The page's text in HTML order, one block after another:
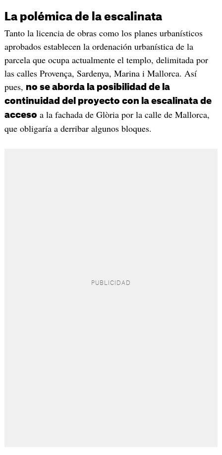
La polémica de la escalinata
Tanto la licencia de obras como los planes urbanísticos
aprobados establecen la ordenación urbanística de la
parcela que ocupa actualmente el templo, delimitada por
las calles Provença, Sardenya, Marina i Mallorca. Así
pues, no se aborda la posibilidad de la
continuidad del proyecto con la escalinata de
acceso a la fachada de Glòria por la calle de Mallorca,
que obligaría a derribar algunos bloques.